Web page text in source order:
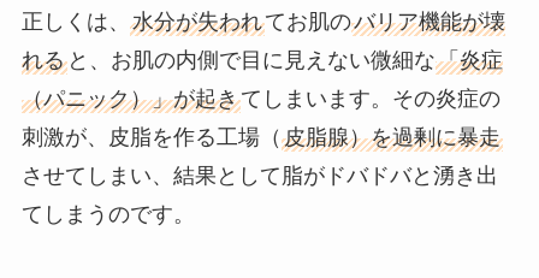
正しくは、 水分が失われてお肌のバリア機能が壊
れると、お肌の内側で目に見えない微細な「炎症
（パニック）」が起きてしまいます。その炎症の
刺激が、皮脂を作る工場（ 皮脂腺）を過剰に暴走
させてしまい、結果として脂がドバドバと湧き出
てしまうのです。